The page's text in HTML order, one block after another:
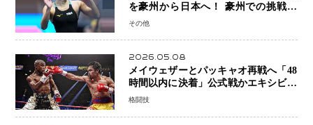
を豪州から日本へ！ 豪州での挑戦を
糧に、28年ロサンゼルス五輪へ再始動
その他
2026.05.08
メイウェザーとパッキャオ再戦へ「48
時間以内に決着」公式戦かエキシビシ
ョンか混迷続く
格闘技